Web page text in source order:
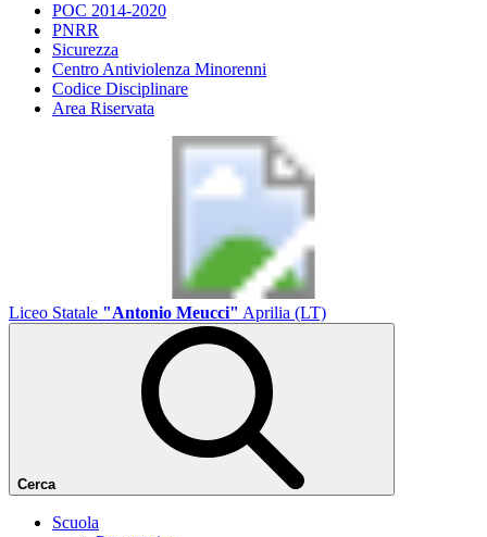
POC 2014-2020
PNRR
Sicurezza
Centro Antiviolenza Minorenni
Codice Disciplinare
Area Riservata
Liceo Statale "Antonio Meucci" Aprilia (LT)
Cerca
Scuola